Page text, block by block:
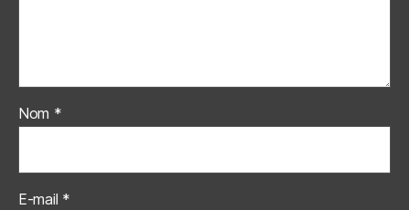
Nom *
E-mail *